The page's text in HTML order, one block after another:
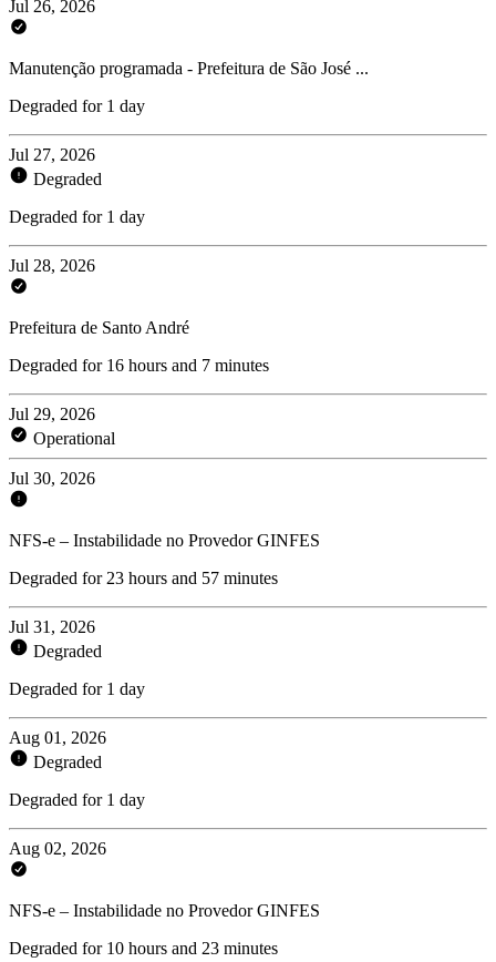
Jul 26, 2026
Manutenção programada - Prefeitura de São José ...
Degraded for 1 day
Jul 27, 2026
Degraded
Degraded for 1 day
Jul 28, 2026
Prefeitura de Santo André
Degraded for 16 hours and 7 minutes
Jul 29, 2026
Operational
Jul 30, 2026
NFS-e – Instabilidade no Provedor GINFES
Degraded for 23 hours and 57 minutes
Jul 31, 2026
Degraded
Degraded for 1 day
Aug 01, 2026
Degraded
Degraded for 1 day
Aug 02, 2026
NFS-e – Instabilidade no Provedor GINFES
Degraded for 10 hours and 23 minutes